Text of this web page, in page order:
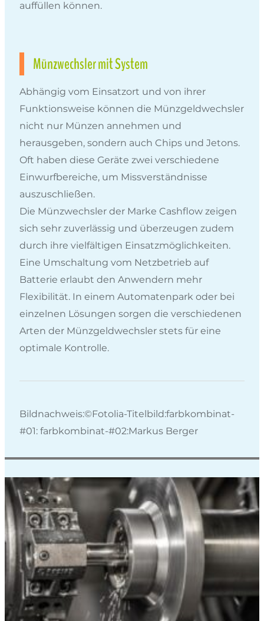
auffüllen können.
Münzwechsler mit System
Abhängig vom Einsatzort und von ihrer
Funktionsweise können die Münzgeldwechsler
nicht nur Münzen annehmen und
herausgeben, sondern auch Chips und Jetons.
Oft haben diese Geräte zwei verschiedene
Einwurfbereiche, um Missverständnisse
auszuschließen.
Die Münzwechsler der Marke Cashflow zeigen
sich sehr zuverlässig und überzeugen zudem
durch ihre vielfältigen Einsatzmöglichkeiten.
Eine Umschaltung vom Netzbetrieb auf
Batterie erlaubt den Anwendern mehr
Flexibilität. In einem Automatenpark oder bei
einzelnen Lösungen sorgen die verschiedenen
Arten der Münzgeldwechsler stets für eine
optimale Kontrolle.
Bildnachweis:©Fotolia-Titelbild:farbkombinat-
#01: farbkombinat-#02:Markus Berger